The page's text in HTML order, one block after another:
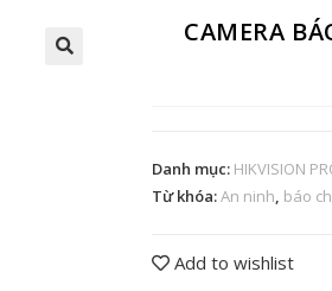
CAMERA
Danh mục: HIKVISION
Từ khóa:An ninh, báo
Add to wishlist